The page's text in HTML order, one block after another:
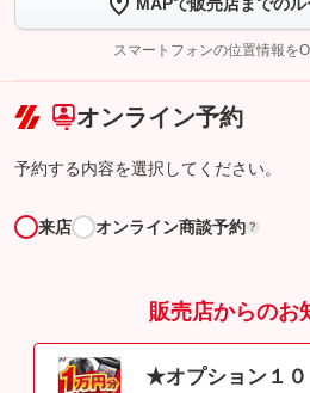
トーク画面で
ボタンをタップし
完了してください。
こちら
スマートフォンの位置情報を
オンライン予約
予約する内容を選択してください。
来店 オンライン商談予約 ?
販売店からのお
★オプション１０